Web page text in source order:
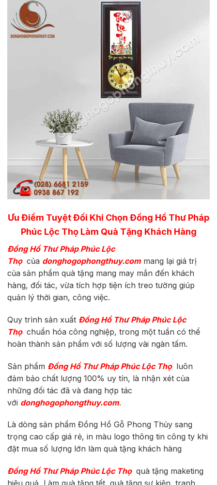
Ưu Điểm Tuyệt Đối Khi Chọn Đồng Hồ Thư Pháp
Phúc Lộc Thọ Làm Quà Tặng Khách Hàng
Đồng Hồ Thư Pháp PhúcLộc
Thọ của donghogophongthuy.commang lại giá trị
của sản phẩm quà tặng mang may mắn đến khách
hàng, đối tác, vừa tích hợp tiện ích treo tường giúp
quản lý thời gian, công việc.
Quy trình sản xuất Đồng Hồ Thư Pháp PhúcLộc
Thọ chuẩn hóa công nghiệp, trong một tuần có thể
hoàn thành sản phẩm với số lượng vài ngàn tấm.
Sản phẩm Đồng Hồ Thư Pháp PhúcLộc Thọ luôn
đảm bảo chất lượng 100% uy tín, là nhận xét của
những đối tác đã và đang hợp tác
với donghogophongthuy.com.
Là dòng sản phẩm Đồng Hồ Gỗ Phong Thủy sang
trọng cao cấp giá rẻ, in màu logo thông tin công ty khi
đặt mua số lượng lớn làm quà tặng khách hàng
Đồng Hồ Thư Pháp PhúcLộc Thọ quà tặng maketing